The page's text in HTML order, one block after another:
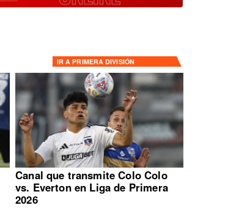
IR A PRIMERA DIVISIÓN
Canal que transmite Colo Colo
vs. Everton en Liga de Primera
2026